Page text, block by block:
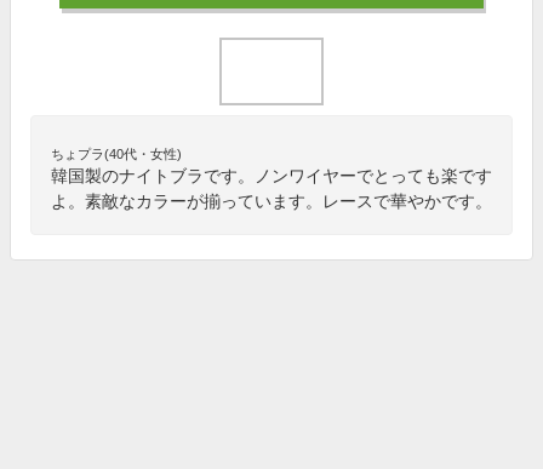
ちょプラ(40代・女性)
韓国製のナイトブラです。ノンワイヤーでとっても楽です
よ。素敵なカラーが揃っています。レースで華やかです。